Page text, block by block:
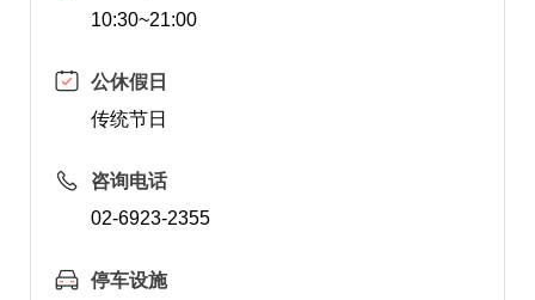
10:30~21:00
公休假日
传统节日
咨询电话
02-6923-2355
停车设施